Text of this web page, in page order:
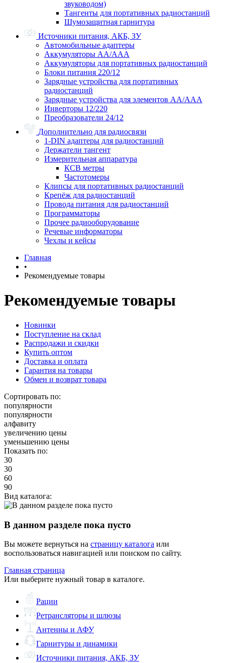
звуководом)
Тангенты для портативных радиостанций
Шумозащитная гарнитура
Источники питания, АКБ, ЗУ
Автомобильные адаптеры
Аккумуляторы АА/ААА
Аккумуляторы для портативных радиостанций
Блоки питания 220/12
Зарядные устройства для портативных
радиостанций
Зарядные устройства для элементов АА/ААА
Инверторы 12/220
Преобразователи 24/12
Дополнительно для радиосвязи
1-DIN адаптеры для радиостанций
Держатели тангент
Измерительная аппаратура
КСВ метры
Частотомеры
Клипсы для портативных радиостанций
Крепёж для радиостанций
Провода питания для радиостанций
Программаторы
Прочее радиооборудование
Речевые информаторы
Чехлы и кейсы
Главная
•
Рекомендуемые товары
Рекомендуемые товары
Новинки
Поступление на склад
Распродажи и скидки
Купить оптом
Доставка и оплата
Гарантия на товары
Обмен и возврат товара
Сортировать по:
популярности
популярности
алфавиту
увеличению цены
уменьшению цены
Показать по:
30
30
60
90
Вид каталога:
В данном разделе пока пусто
Вы можете вернуться на страницу каталога или
воспользоваться навигацией или поиском по сайту.
Главная страница
Или выберите нужный товар в каталоге.
Рации
Ретрансляторы и шлюзы
Антенны и АФУ
Гарнитуры и динамики
Источники питания, АКБ, ЗУ